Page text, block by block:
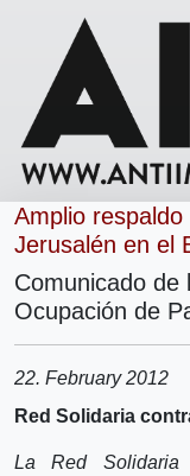
Amplio
Jerusalén en el
Comunicado de
Ocupación de
22. February 2012
Red Solidaria
La Red Solidaria